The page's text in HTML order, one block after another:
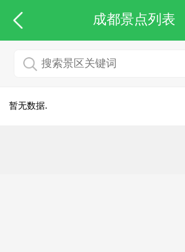
成都景点列表
暂无数据.